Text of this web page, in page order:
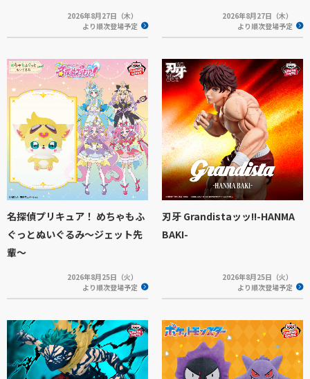
2026年8月27日（木）
より順次登場予定
2026年8月27日（木）
より順次登場予定
名探偵プリキュア！ めちゃもふ
ぐっとぬいぐるみ～ジェット先
輩～
2026年8月25日（火）
より順次登場予定
刃牙 Grandistaッッ!!-HANMA
BAKI-
2026年8月25日（火）
より順次登場予定